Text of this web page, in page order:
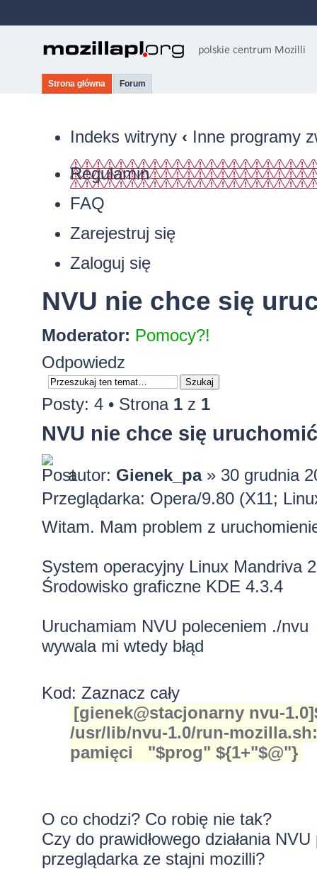
Strona główna Forum
Indeks witryny ‹ Inne programy
Regulamin
FAQ
Zarejestruj się
Zaloguj się
NVU nie chce się
Moderator: Pomocy?!
Odpowiedz
Posty: 4 • Strona 1z 1
NVU nie chce się uruchomić
autor: Gienek_pa» 30 grudnia
Przeglądarka: Opera/9.80 (X11;
Witam. Mam problem z
System operacyjny Linux Mandriva
Środowisko graficzne KDE 4.3.4
Uruchamiam NVU poleceniem ./nvu
wywala mi wtedy błąd
Kod: Zaznacz cały
[gienek@stacjonarny nvu-
/usr/lib/nvu-1.0/run-
pamięci "$prog" ${1+"$@"}
O co chodzi? Co robię nie tak?
Czy do prawidłowego działania
przeglądarka ze stajni mozilli?